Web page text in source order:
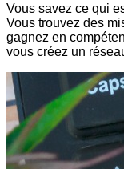
Vous savez ce qui
Vous trouvez des
gagnez en
vous créez un